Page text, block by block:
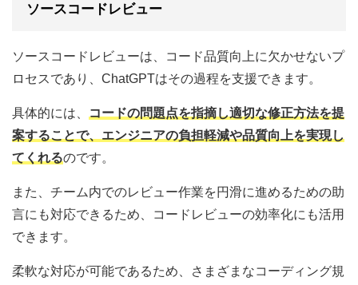
ソースコードレビュー
ソースコードレビューは、コード品質向上に欠かせないプ
ロセスであり、ChatGPTはその過程を支援できます。
具体的には、
コードの問題点を指摘し適切な修正方法を提
案することで、エンジニアの負担軽減や品質向上を実現し
てくれるのです。
また、チーム内でのレビュー作業を円滑に進めるための助
言にも対応できるため、コードレビューの効率化にも活用
できます。
柔軟な対応が可能であるため、さまざまなコーディング規